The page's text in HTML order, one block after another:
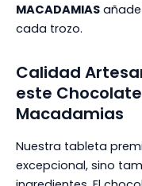
MACADAMIAS
cada trozo.
Calidad
este
Macadamias
Nuestra tableta
excepcional, sino